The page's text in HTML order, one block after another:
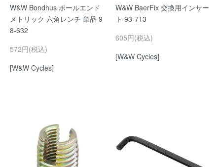
W&W Bondhus ボールエンド
メトリック 六角レンチ 単品 9
8-632
572円(税込)
[W&W Cycles]
W&W BaerFix 交換用インサー
ト 93-713
605円(税込)
[W&W Cycles]